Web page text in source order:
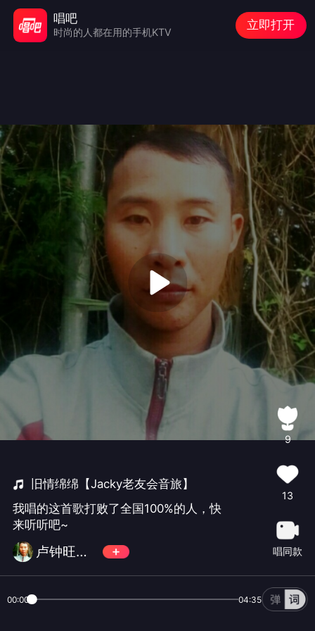
旧情绵绵【Jacky老友会音旅】
我唱的这首歌打败了全国100%的人，快
来听听吧~
卢钟旺华清村二片)
9
13
唱同款
00:00 04:35
唱吧
时尚的人都在用的手机KTV
立即打开